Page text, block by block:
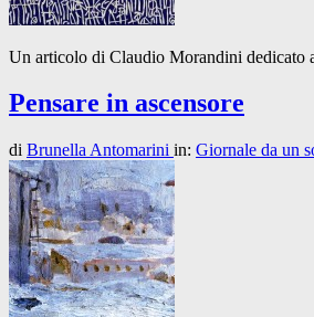
Un articolo di Claudio Morandini dedicato
Pensare in ascensore
di Brunella Antomarini in: Giornale da un